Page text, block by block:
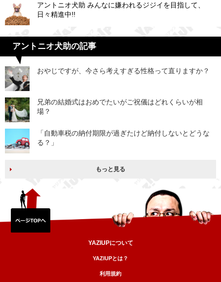
アントニオ犬助 みんなに嫌われるジジイを目指して、
日々精進中!!
アントニオ犬助の記事
おやじですが、今さら考えすぎる性格って直りますか？
兄弟の結婚式はおめでたいがご祝儀はどれくらいが相
場？
「自動車税の納付期限が過ぎたけど納付しないとどうな
る？」
もっと見る
YAZIUPについて
YAZIUPとは？
利用規約